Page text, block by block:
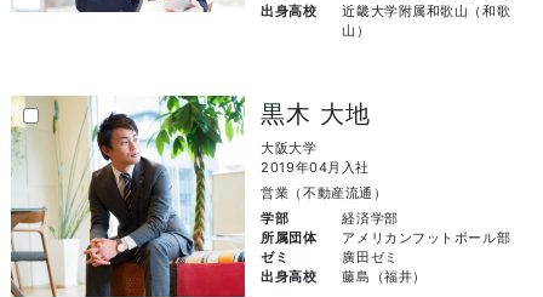
出身高校
近畿大学附属和歌山（和歌
山）
黒木 大地
大阪大学
2019年04月入社
営業（不動産流通）
学部
経済学部
所属団体
アメリカンフットボール部
ゼミ
廣田ゼミ
出身高校
藤島（福井）